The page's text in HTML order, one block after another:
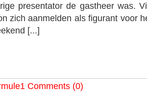
presentator de gastheer was.
zich aanmelden als figurant voor
[...]
Comments (0)